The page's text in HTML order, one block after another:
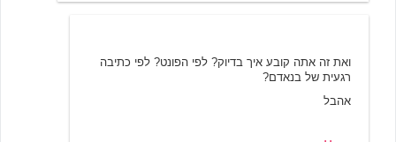
ואת זה אתה קובע איך בדיוק? לפי הפונט? לפי כתיבה
רגעית של בנאדם?
אהבל